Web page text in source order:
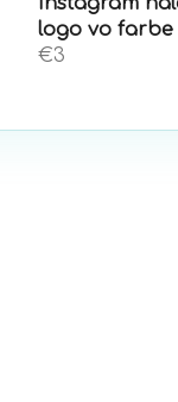
logo vo farbe
€3